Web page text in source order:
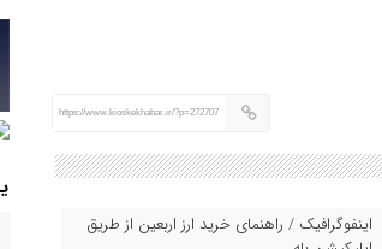
https://www.kioskekhabar.ir/?p=272707
اینفوگرافیک / راهنمای خرید ارز اربعین از طریق